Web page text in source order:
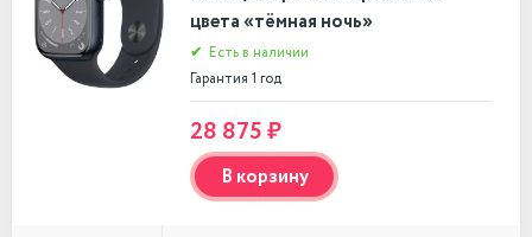
цвета «тёмная ночь»
✔ Есть в наличии
Гарантия 1 год
28 875 ₽
В корзину